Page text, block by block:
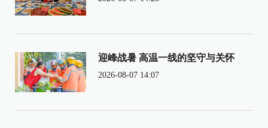
迎峰战暑 高温一线的坚守与关怀
2026-08-07 14:07